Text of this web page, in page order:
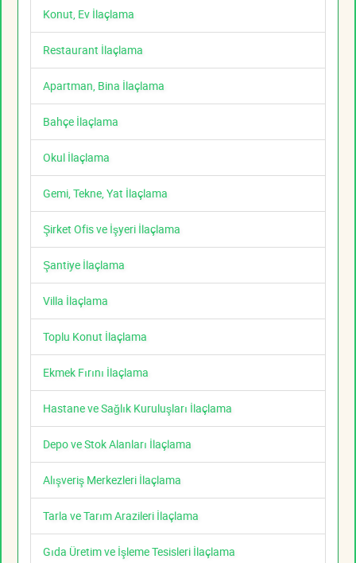
Konut, Ev İlaçlama
Restaurant İlaçlama
Apartman, Bina İlaçlama
Bahçe İlaçlama
Okul İlaçlama
Gemi, Tekne, Yat İlaçlama
Şirket Ofis ve İşyeri İlaçlama
Şantiye İlaçlama
Villa İlaçlama
Toplu Konut İlaçlama
Ekmek Fırını İlaçlama
Hastane ve Sağlık Kuruluşları İlaçlama
Depo ve Stok Alanları İlaçlama
Alışveriş Merkezleri İlaçlama
Tarla ve Tarım Arazileri İlaçlama
Gıda Üretim ve İşleme Tesisleri İlaçlama